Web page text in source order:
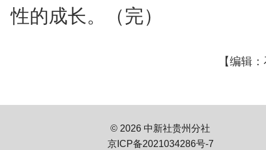
性的成长。（完）
【编辑
© 2026 中新社贵州分社
京ICP备2021034286号-7